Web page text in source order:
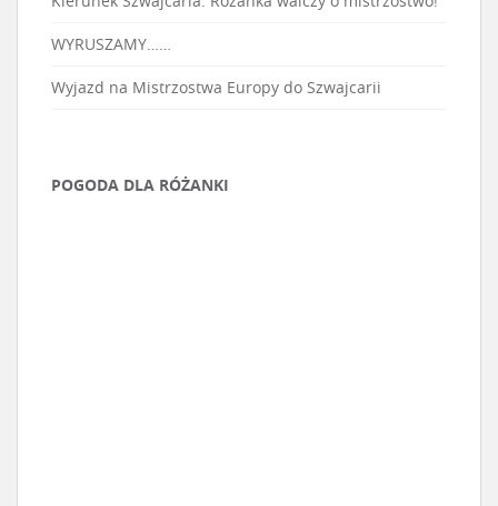
WYRUSZAMY……
Wyjazd na Mistrzostwa Europy do Szwajcarii
POGODA DLA RÓŻANKI